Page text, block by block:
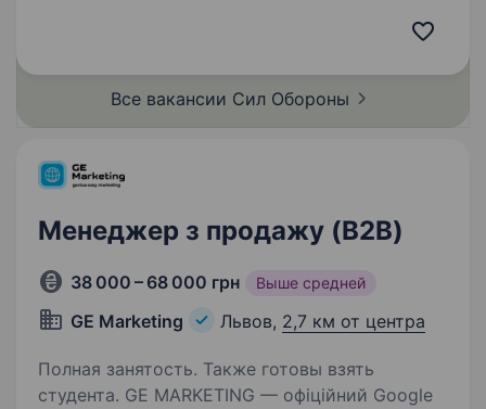
Розробка та реалізація маркетингових
стратегій та рекламних кампаній…
Все вакансии Сил Обороны
Менеджер з продажу (B2B)
38 000 – 68 000 грн Выше средней
GE Marketing Львов, 2,7 км от центра
Полная занятость. Также готовы взять
студента. GE MARKETING — офіційний Google